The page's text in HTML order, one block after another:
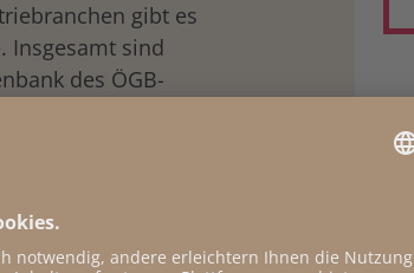
gibt es
Insgesamt sind
des ÖGB-
über das gesamte
verhandelt.
in den
in denen
Debatte sind,